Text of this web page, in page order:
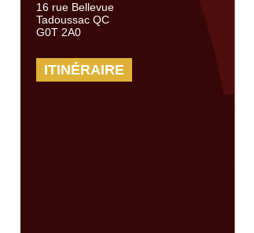
16 rue Bellevue
Tadoussac QC
G0T 2A0
ITINÉRAIRE